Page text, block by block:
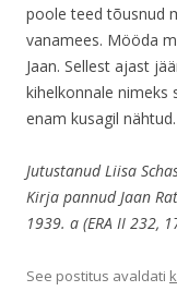
poole teed tõusnud
vanamees. Mööda
Jaan. Sellest ajast
kihelkonnale nimeks
enam kusagil nähtud.
Jutustanud Liisa
Kirja pannud Jaan
1939. a (ERA II 232,
See postitus avaldati